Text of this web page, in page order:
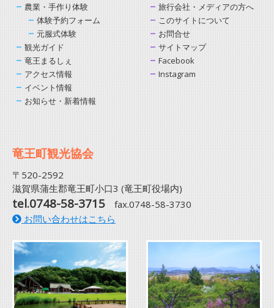
農業・手作り体験
体験予約フォーム
元服式体験
観光ガイド
竜王まるしぇ
アクセス情報
イベント情報
お知らせ・新着情報
旅行会社・メディアの方へ
このサイトについて
お問合せ
サイトマップ
Facebook
Instagram
竜王町観光協会
〒520-2592
滋賀県蒲生郡竜王町小口3 (竜王町役場内)
tel.0748-58-3715 fax.0748-58-3730
お問い合わせはこちら